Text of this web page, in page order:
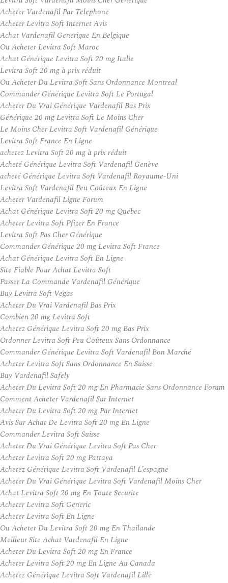
Acheter Vardenafil Par Telephone
Acheter Levitra Soft Internet Avis
Achat Vardenafil Generique En Belgique
Ou Acheter Levitra Soft Maroc
Achat Générique Levitra Soft 20 mg Italie
Levitra Soft 20 mg à prix réduit
Ou Acheter Du Levitra Soft Sans Ordonnance Montreal
Commander Générique Levitra Soft Le Portugal
Acheter Du Vrai Générique Vardenafil Bas Prix
Générique 20 mg Levitra Soft Le Moins Cher
Le Moins Cher Levitra Soft Vardenafil Générique
Levitra Soft France En Ligne
achetez Levitra Soft 20 mg à prix réduit
Acheté Générique Levitra Soft Vardenafil Genève
acheté Générique Levitra Soft Vardenafil Royaume-Uni
Levitra Soft Vardenafil Peu Coûteux En Ligne
Acheter Vardenafil Ligne Forum
Achat Générique Levitra Soft 20 mg Québec
Acheter Levitra Soft Pfizer En France
Levitra Soft Pas Cher Générique
Commander Générique 20 mg Levitra Soft France
Achat Générique Levitra Soft En Ligne
Site Fiable Pour Achat Levitra Soft
Passer La Commande Vardenafil Générique
Buy Levitra Soft Vegas
Acheter Du Vrai Vardenafil Bas Prix
Combien 20 mg Levitra Soft
Achetez Générique Levitra Soft 20 mg Bas Prix
Ordonner Levitra Soft Peu Coûteux Sans Ordonnance
Commander Générique Levitra Soft Vardenafil Bon Marché
Acheter Levitra Soft Sans Ordonnance En Suisse
Buy Vardenafil Safely
Acheter Du Levitra Soft 20 mg En Pharmacie Sans Ordonnance Forum
Comment Acheter Vardenafil Sur Internet
Acheter Du Levitra Soft 20 mg Par Internet
Avis Sur Achat De Levitra Soft 20 mg En Ligne
Commander Levitra Soft Suisse
Acheter Du Vrai Générique Levitra Soft Pas Cher
Acheter Levitra Soft 20 mg Pattaya
Achetez Générique Levitra Soft Vardenafil L’espagne
Acheter Du Vrai Générique Levitra Soft Vardenafil Moins Cher
Achat Levitra Soft 20 mg En Toute Securite
Acheter Levitra Soft Generic
Acheter Levitra Soft En Ligne
Ou Acheter Du Levitra Soft 20 mg En Thailande
Meilleur Site Achat Vardenafil En Ligne
Acheter Du Levitra Soft 20 mg En France
Acheter Levitra Soft 20 mg En Ligne Au Canada
Achetez Générique Levitra Soft Vardenafil Lille